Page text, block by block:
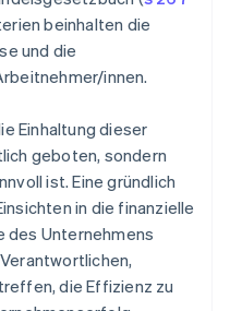
beinhalten die
und die
innen.
Einhaltung dieser
geboten, sondern
ist. Eine gründlich
in die finanzielle
des Unternehmens
die Effizienz zu